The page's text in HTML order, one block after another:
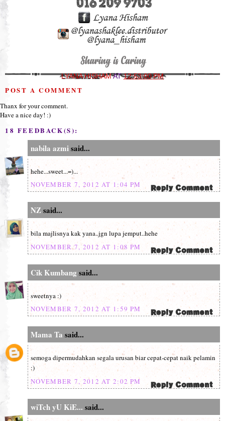
LYANA HISHAMAT12:53:00 PM
POST A COMMENT
Thanx for your comment.
Have a nice day! :)
18 FEEDBACK(S):
nabila azmisaid...
hehe...sweet...=)...
NOVEMBER 7, 2012 AT 1:04 PM
NZsaid...
bila majlisnya kak yana..jgn lupa jemput..hehe
NOVEMBER 7, 2012 AT 1:08 PM
Cik Kumbang said...
sweetnya :)
NOVEMBER 7, 2012 AT 1:59 PM
Mama Ta said...
semoga dipermudahkan segala urusan biar cepat-cepat naik pelamin
:)
NOVEMBER 7, 2012 AT 2:02 PM
wiTch yU KiE... said...